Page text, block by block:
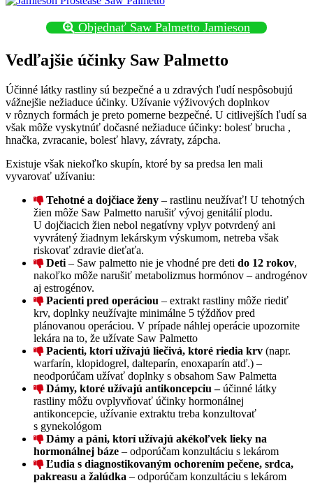
Objednať Saw Palmetto Jamieson
Vedľajšie účinky Saw Palmetto
Účinné látky rastliny sú bezpečné a u zdravých ľudí nespôsobujú
vážnejšie nežiaduce účinky. Užívanie výživových doplnkov
v rôznych formách je preto pomerne bezpečné. U citlivejších ľudí sa
však môže vyskytnúť dočasné nežiaduce účinky: bolesť brucha ,
hnačka, zvracanie, bolesť hlavy, závraty, zápcha.
Existuje však niekoľko skupín, ktoré by sa predsa len mali
vyvarovať užívaniu:
Tehotné a dojčiace ženy – rastlinu neužívať! U tehotných
žien môže Saw Palmetto narušiť vývoj genitálií plodu.
U dojčiacich žien nebol negatívny vplyv potvrdený ani
vyvrátený žiadnym lekárskym výskumom, netreba však
riskovať zdravie dieťaťa.
Deti – Saw palmetto nie je vhodné pre deti do 12 rokov,
nakoľko môže narušiť metabolizmus hormónov – androgénov
aj estrogénov.
Pacienti pred operáciou – extrakt rastliny môže riediť
krv, doplnky neužívajte minimálne 5 týždňov pred
plánovanou operáciou. V prípade náhlej operácie upozornite
lekára na to, že užívate Saw Palmetto
Pacienti, ktorí užívajú liečivá, ktoré riedia krv (napr.
warfarín, klopidogrel, dalteparín, enoxaparín atď.) –
neodporúčam užívať doplnky s obsahom Saw Palmetta
Dámy, ktoré užívajú antikoncepciu –účinné látky
rastliny môžu ovplyvňovať účinky hormonálnej
antikoncepcie, užívanie extraktu treba konzultovať
s gynekológom
Dámy a páni, ktorí užívajú akékoľvek lieky na
hormonálnej báze – odporúčam konzultáciu s lekárom
Ľudia s diagnostikovaným ochorením pečene, srdca,
pakreasu a žalúdka – odporúčam konzultáciu s lekárom